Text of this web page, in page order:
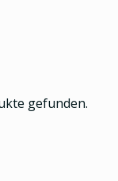
gefunden.